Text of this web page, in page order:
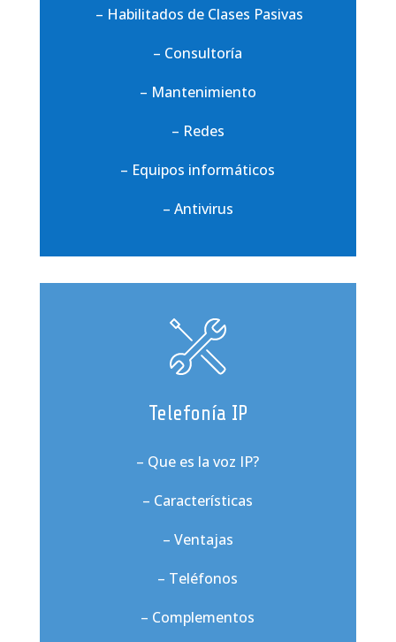
– Habilitados de Clases Pasivas
– Consultoría
– Mantenimiento
– Redes
– Equipos informáticos
– Antivirus
Telefonía IP
– Que es la voz IP?
– Características
– Ventajas
– Teléfonos
– Complementos